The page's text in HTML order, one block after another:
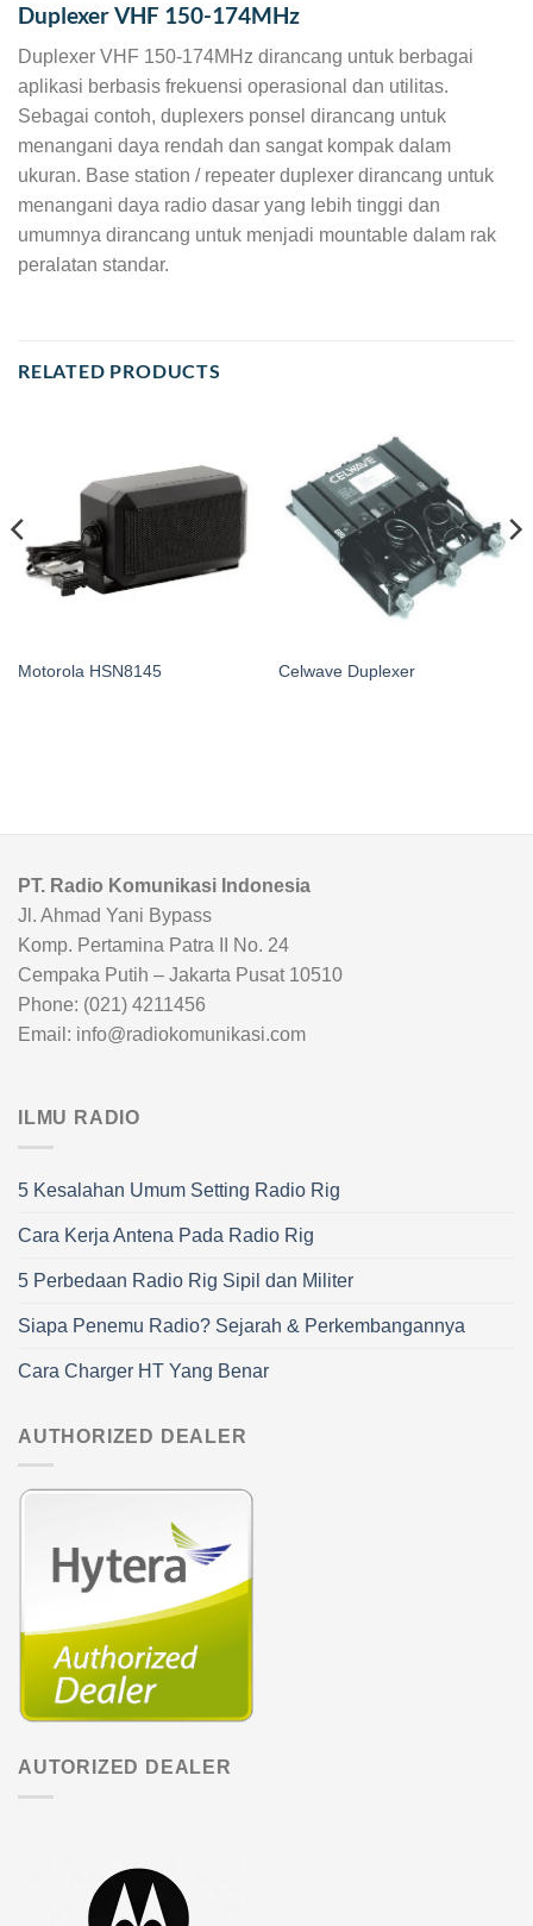
Duplexer VHF 150-174MHz
Duplexer VHF 150-174MHz dirancang untuk berbagai
aplikasi berbasis frekuensi operasional dan utilitas.
Sebagai contoh, duplexers ponsel dirancang untuk
menangani daya rendah dan sangat kompak dalam
ukuran. Base station / repeater duplexer dirancang untuk
menangani daya radio dasar yang lebih tinggi dan
umumnya dirancang untuk menjadi mountable dalam rak
peralatan standar.
RELATED PRODUCTS
Motorola HSN8145 Celwave Duplexer
PT. Radio Komunikasi Indonesia
Jl. Ahmad Yani Bypass
Komp. Pertamina Patra II No. 24
Cempaka Putih – Jakarta Pusat 10510
Phone: (021) 4211456
Email: info@radiokomunikasi.com
ILMU RADIO
5 Kesalahan Umum Setting Radio Rig
Cara Kerja Antena Pada Radio Rig
5 Perbedaan Radio Rig Sipil dan Militer
Siapa Penemu Radio? Sejarah & Perkembangannya
Cara Charger HT Yang Benar
AUTHORIZED DEALER
AUTORIZED DEALER